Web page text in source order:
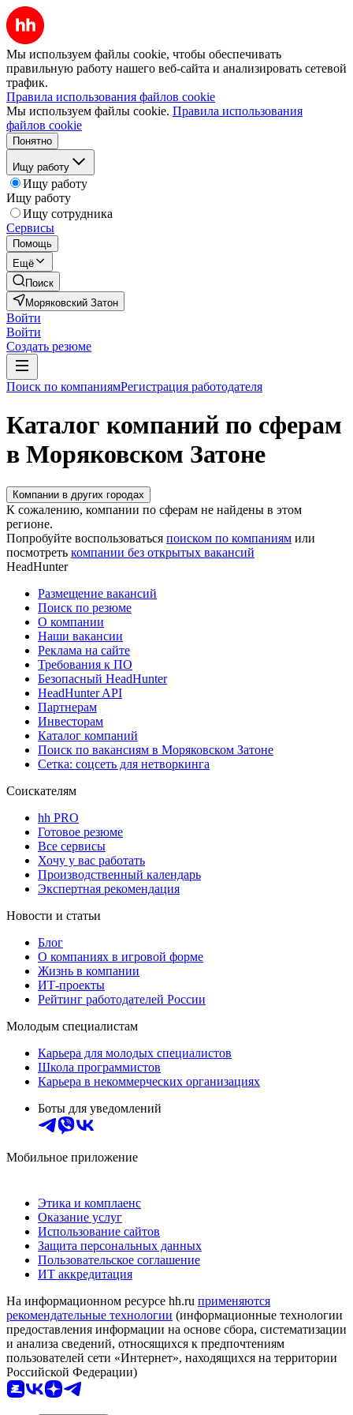
Мы используем файлы cookie, чтобы обеспечивать
правильную работу нашего веб-сайта и анализировать сетевой
трафик.
Правила использования файлов cookie
Мы используем файлы cookie. Правила использования
файлов cookie
Понятно
Ищу работу
Ищу работу
Ищу работу
Ищу сотрудника
Сервисы
Помощь
Ещё
Поиск
Моряковский Затон
Войти
Войти
Создать резюме
Поиск по компаниямРегистрация работодателя
Каталог компаний по сферам
в Моряковском Затоне
Компании в других городах
К сожалению, компании по сферам не найдены в этом
регионе.
Попробуйте воспользоваться поиском по компаниям или
посмотреть компании без открытых вакансий
HeadHunter
Размещение вакансий
Поиск по резюме
О компании
Наши вакансии
Реклама на сайте
Требования к ПО
Безопасный HeadHunter
HeadHunter API
Партнерам
Инвесторам
Каталог компаний
Поиск по вакансиям в Моряковском Затоне
Сетка: соцсеть для нетворкинга
Соискателям
hh PRO
Готовое резюме
Все сервисы
Хочу у вас работать
Производственный календарь
Экспертная рекомендация
Новости и статьи
Блог
О компаниях в игровой форме
Жизнь в компании
ИТ-проекты
Рейтинг работодателей России
Молодым специалистам
Карьера для молодых специалистов
Школа программистов
Карьера в некоммерческих организациях
Боты для уведомлений
Мобильное приложение
Этика и комплаенс
Оказание услуг
Использование сайтов
Защита персональных данных
Пользовательское соглашение
ИТ аккредитация
На информационном ресурсе hh.ru применяются
рекомендательные технологии (информационные технологии
предоставления информации на основе сбора, систематизации
и анализа сведений, относящихся к предпочтениям
пользователей сети «Интернет», находящихся на территории
Российской Федерации)